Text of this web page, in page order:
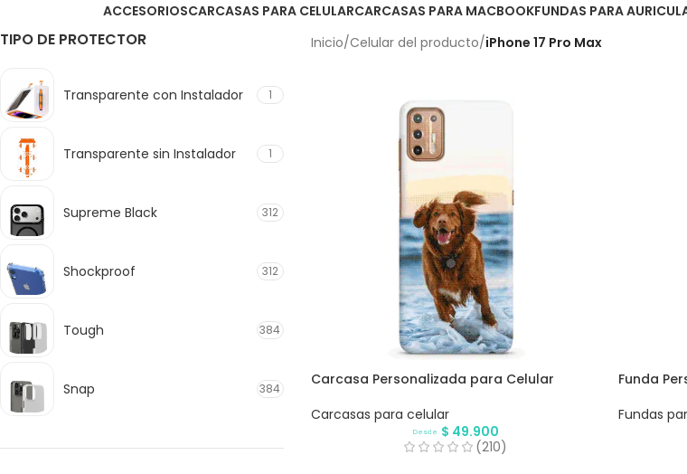
ACCESORIOSCARCASAS PARA CELULARCARCASAS PARA MACBOOKFUNDAS PARA
TIPO DE PROTECTOR
Transparente con Instalador 1
Transparente sin Instalador 1
Supreme Black 312
Shockproof 312
Tough 384
Snap 384
Inicio/Celular del producto/iPhone 17 Pro Max
Carcasa Personalizada para Celular
Carcasas para celular
Desde $ 49.900
(210)
Funda
Fundas